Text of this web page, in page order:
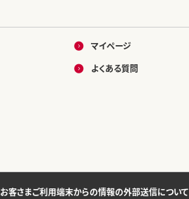
マイページ
よくある質問
お客さまご利用端末からの情報の外部送信について